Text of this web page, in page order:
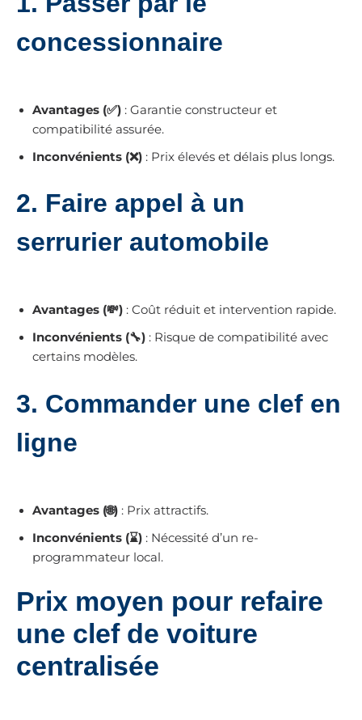
concessionnaire
Avantages (✅) : Garantie constructeur et
compatibilité assurée.
Inconvénients (❌) : Prix élevés et délais plus longs.
2. Faire appel à un
serrurier automobile
Avantages (💸) : Coût réduit et intervention rapide.
Inconvénients (🔧) : Risque de compatibilité avec
certains modèles.
3. Commander une clef en
ligne
Avantages (🌐) : Prix attractifs.
Inconvénients (⌛) : Nécessité d’un re-
programmateur local.
Prix moyen pour refaire
une clef de voiture
centralisée